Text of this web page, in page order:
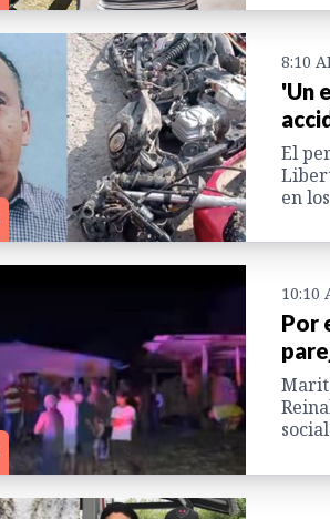
8:10
'Un
El
en
10:10
Por